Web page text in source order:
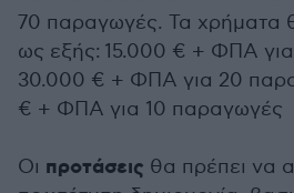
70 παραγωγές. Τα χρήματα
ως εξής: 15.000 € + ΦΠΑ
30.000 € + ΦΠΑ για 20
€ + ΦΠΑ για 10 παραγωγές
Οι προτάσεις θα πρέπει να